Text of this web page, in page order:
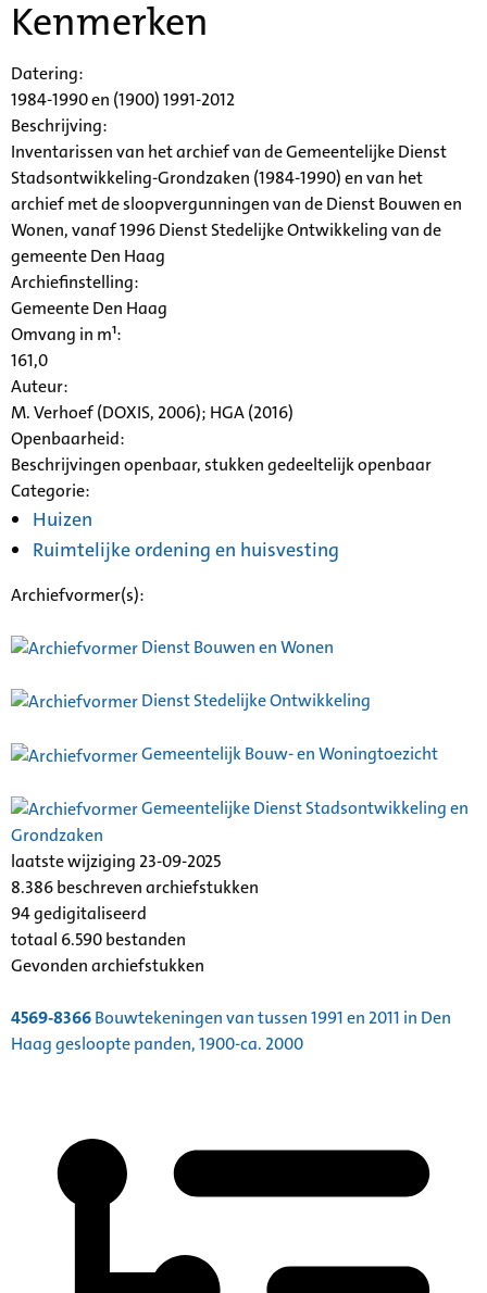
Kenmerken
Datering:
1984-1990 en (1900) 1991-2012
Beschrijving:
Inventarissen van het archief van de Gemeentelijke Dienst
Stadsontwikkeling-Grondzaken (1984-1990) en van het
archief met de sloopvergunningen van de Dienst Bouwen en
Wonen, vanaf 1996 Dienst Stedelijke Ontwikkeling van de
gemeente Den Haag
Archiefinstelling:
Gemeente Den Haag
Omvang in m¹:
161,0
Auteur:
M. Verhoef (DOXIS, 2006); HGA (2016)
Openbaarheid:
Beschrijvingen openbaar, stukken gedeeltelijk openbaar
Categorie:
Huizen
Ruimtelijke ordening en huisvesting
Archiefvormer(s):
Dienst Bouwen en Wonen
Dienst Stedelijke Ontwikkeling
Gemeentelijk Bouw- en Woningtoezicht
Gemeentelijke Dienst Stadsontwikkeling en
Grondzaken
laatste wijziging 23-09-2025
8.386 beschreven archiefstukken
94 gedigitaliseerd
totaal 6.590 bestanden
Gevonden archiefstukken
4569-8366Bouwtekeningen van tussen 1991 en 2011 in Den
Haag gesloopte panden, 1900-ca. 2000